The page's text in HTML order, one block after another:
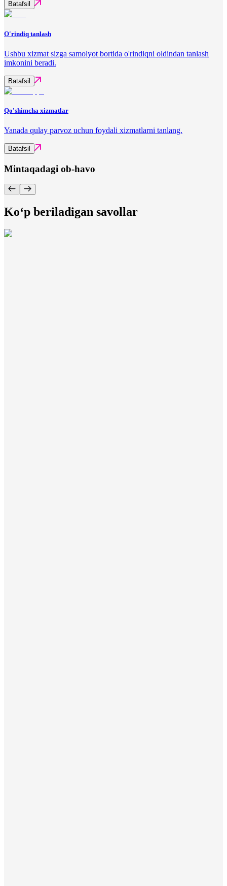
Batafsil
O'rindiq tanlash
Ushbu xizmat sizga samolyot bortida o'rindiqni oldindan tanlash
imkonini beradi.
Batafsil
Qo'shimcha xizmatlar
Yanada qulay parvoz uchun foydali xizmatlarni tanlang.
Batafsil
Mintaqadagi ob-havo
Ko‘p beriladigan savollar